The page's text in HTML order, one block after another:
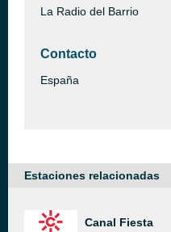
La Radio del Barrio
Contacto
España
Estaciones relacionadas
Canal Fiesta